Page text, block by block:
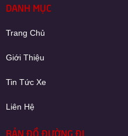
DANH MỤC
Trang Chủ
Giới Thiệu
Tin Tức Xe
Liên Hệ
BẢN ĐỒ ĐƯỜNG ĐI